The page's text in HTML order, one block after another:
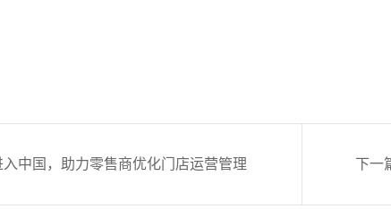
入中国，助力零售商优化门店运营管理 下一